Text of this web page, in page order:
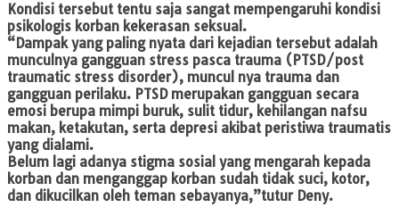
Kondisi tersebut tentu saja sangat mempengaruhi kondisi
psikologis korban kekerasan seksual.
“Dampak yang paling nyata dari kejadian tersebut adalah
munculnya gangguan stress pasca trauma (PTSD/post
traumatic stress disorder), muncul nya trauma dan
gangguan perilaku. PTSD merupakan gangguan secara
emosi berupa mimpi buruk, sulit tidur, kehilangan nafsu
makan, ketakutan, serta depresi akibat peristiwa traumatis
yang dialami.
Belum lagi adanya stigma sosial yang mengarah kepada
korban dan menganggap korban sudah tidak suci, kotor,
dan dikucilkan oleh teman sebayanya,”tutur Deny.